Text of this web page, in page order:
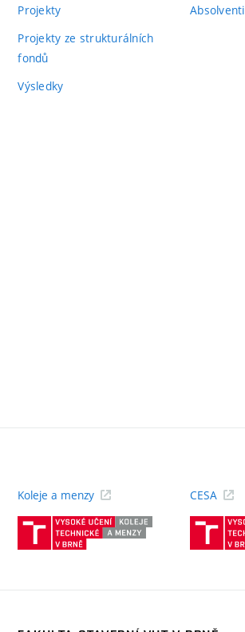
Projekty
Projekty ze strukturálních
fondů
Výsledky
Absolventi
Koleje a menzy
(externí
CESA